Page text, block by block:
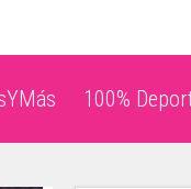
100%